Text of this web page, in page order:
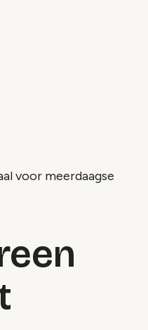
voor meerdaagse